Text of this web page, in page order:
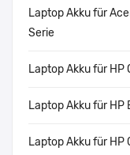
Laptop Akku für
Serie
Laptop Akku für HP
Laptop Akku für HP
Laptop Akku für HP